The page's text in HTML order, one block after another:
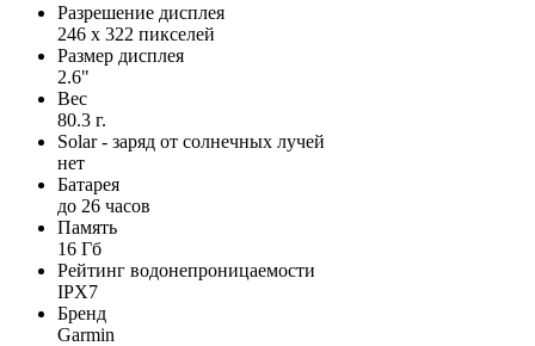
Разрешение дисплея
246 x 322 пикселей
Размер дисплея
2.6"
Вес
80.3 г.
Solar - заряд от солнечных лучей
нет
Батарея
до 26 часов
Память
16 Гб
Рейтинг водонепроницаемости
IPX7
Бренд
Garmin